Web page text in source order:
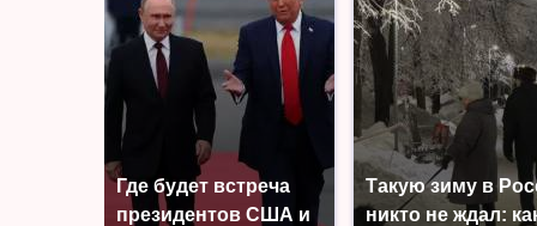
Где будет встреча
президентов США и
Такую зиму в
никто не ждал: